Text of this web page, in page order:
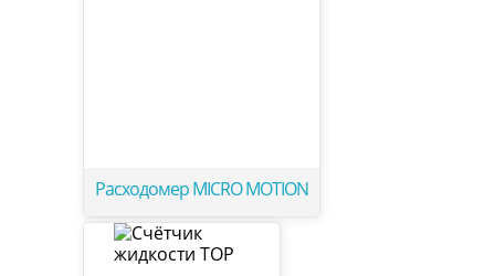
Расходомер MICRO MOTION